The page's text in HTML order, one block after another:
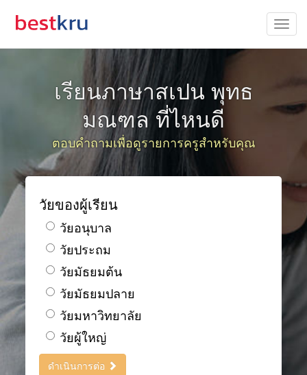
เรียนภาษาสเปน พุทธ
มณฑล ที่ไหนดี
ตอบคำถามเพื่อดูรายการครูสำหรับคุณ
วัยของผู้เรียน
วัยอนุบาล
วัยประถม
วัยมัธยมต้น
วัยมัธยมปลาย
วัยมหาวิทยาลัย
วัยผู้ใหญ่
ดำเนินการต่อ